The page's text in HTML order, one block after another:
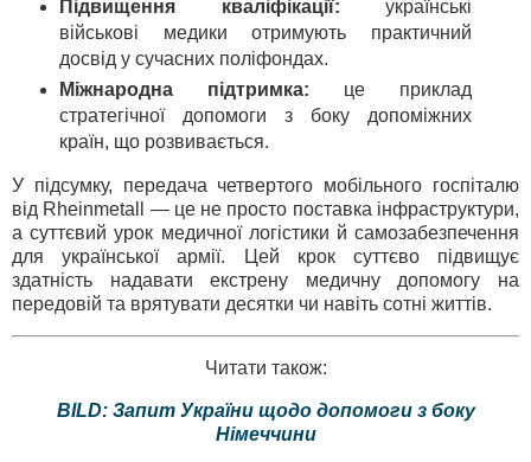
Підвищення кваліфікації: українські
військові медики отримують практичний
досвід у сучасних поліфондах.
Міжнародна підтримка: це приклад
стратегічної допомоги з боку допоміжних
країн, що розвивається.
У підсумку, передача четвертого мобільного госпіталю
від Rheinmetall — це не просто поставка інфраструктури,
а суттєвий урок медичної логістики й самозабезпечення
для української армії. Цей крок суттєво підвищує
здатність надавати екстрену медичну допомогу на
передовій та врятувати десятки чи навіть сотні життів.
Читати також:
BILD: Запит України щодо допомоги з боку
Німеччини